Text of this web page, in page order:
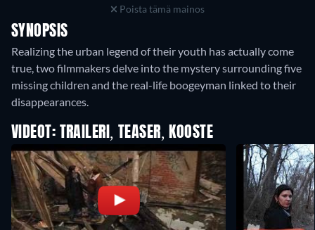
Poista tämä mainos
SYNOPSIS
Realizing the urban legend of their youth has actually come
true, two filmmakers delve into the mystery surrounding five
missing children and the real-life boogeyman linked to their
disappearances.
VIDEOT: TRAILERI, TEASER, KOOSTE